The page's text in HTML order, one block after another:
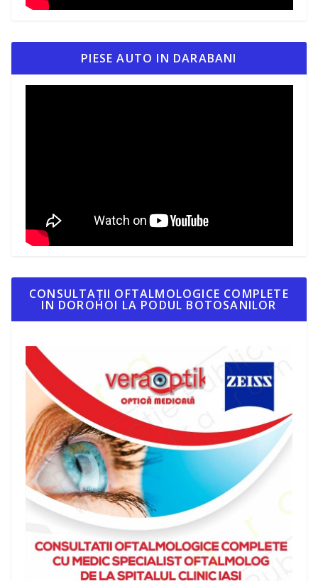
PIESE AUTO IN DARABANI
CONSULTAȚII OFTALMOLOGICE COMPLETE
IN DOROHOI LA PODUL BOTOSANILOR